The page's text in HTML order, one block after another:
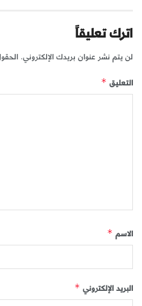
اترك تعليقاً
لن يتم نشر عنوان بريدك الإلكتروني.
التعليق *
الاسم *
البريد الإلكتروني *